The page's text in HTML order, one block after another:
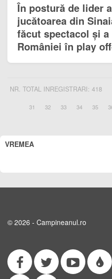
În postură de lider
jucătoarea din
făcut spectacol și
României în play
NR. TOTAL INREGISTRARI: 418
31
32 33 34 35
VREMEA
© 2026 - Campineanul.ro